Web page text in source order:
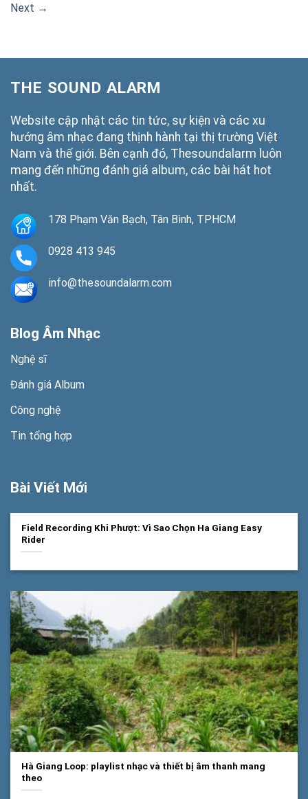
Next →
THE SOUND ALARM
Website cập nhật các tin tức, sự kiện và các xu
hướng âm nhạc đang thịnh hành tại thị trường Việt
Nam và thế giới. Bên cạnh đó, Thesoundalarm luôn
mang đến những đánh giá album, các bài hát hot
nhất.
178 Phạm Văn Bạch, Tân Bình, TPHCM
0928 413 945
info@thesoundalarm.com
Blog Âm Nhạc
Nghệ sĩ
Đánh giá Album
Công nghệ
Tin tổng hợp
Bài Viết Mới
Field Recording Khi Phượt: Vì Sao Chọn Ha Giang Easy
Rider
Hà Giang Loop: playlist nhạc và thiết bị âm thanh mang
theo